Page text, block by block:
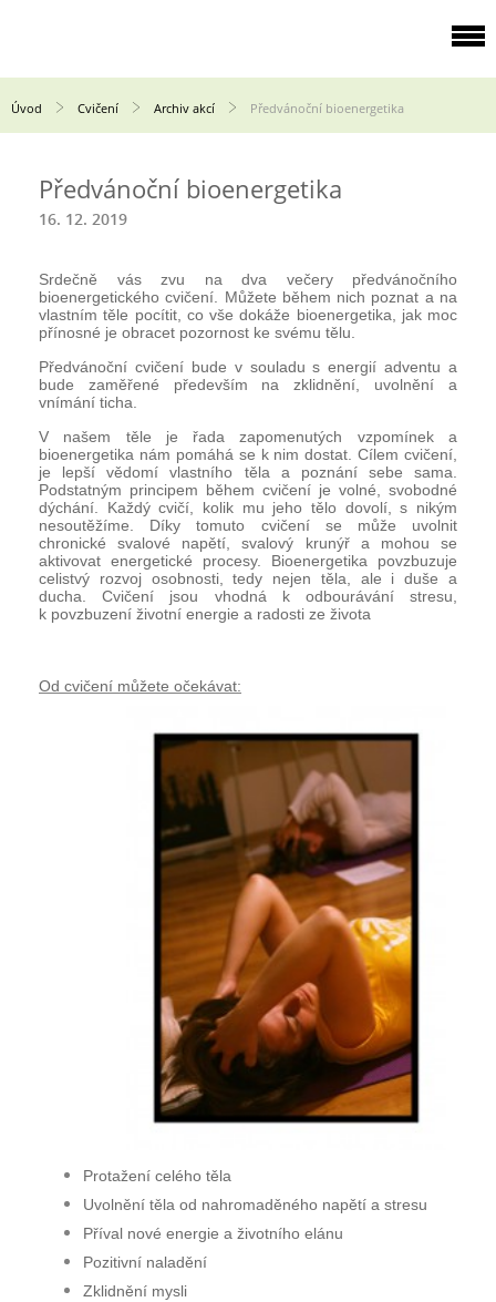
Úvod Cvičení Archiv akcí Předvánoční bioenergetika
Předvánoční bioenergetika
16. 12. 2019
Srdečně vás zvu na dva večery předvánočního
bioenergetického cvičení. Můžete během nich poznat a na
vlastním těle pocítit, co vše dokáže bioenergetika, jak moc
přínosné je obracet pozornost ke svému tělu.
Předvánoční cvičení bude v souladu s energií adventu a
bude zaměřené především na zklidnění, uvolnění a
vnímání ticha.
V našem těle je řada zapomenutých vzpomínek a
bioenergetika nám pomáhá se k nim dostat. Cílem cvičení,
je lepší vědomí vlastního těla a poznání sebe sama.
Podstatným principem během cvičení je volné, svobodné
dýchání. Každý cvičí, kolik mu jeho tělo dovolí, s nikým
nesoutěžíme. Díky tomuto cvičení se může uvolnit
chronické svalové napětí, svalový krunýř a mohou se
aktivovat energetické procesy. Bioenergetika povzbuzuje
celistvý rozvoj osobnosti, tedy nejen těla, ale i duše a
ducha. Cvičení jsou vhodná k odbourávání stresu,
k povzbuzení životní energie a radosti ze života
Od cvičení můžete očekávat:
Protažení celého těla
Uvolnění těla od nahromaděného napětí a stresu
Příval nové energie a životního elánu
Pozitivní naladění
Zklidnění mysli